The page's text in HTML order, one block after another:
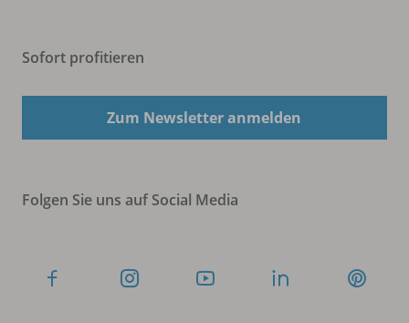
Sofort profitieren
Zum Newsletter anmelden
Folgen Sie uns auf Social Media